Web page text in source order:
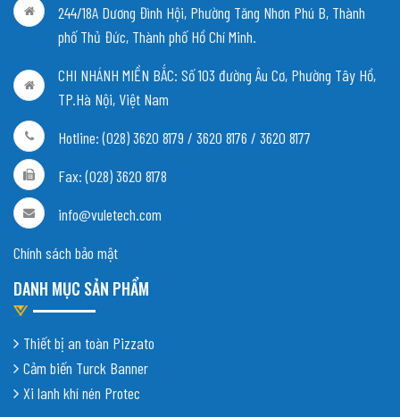
244/18A Dương Đình Hội, Phường Tăng Nhơn Phú B, Thành
phố Thủ Đức, Thành phố Hồ Chí Minh.
CHI NHÁNH MIỀN BẮC: Số 103 đường Âu Cơ, Phường Tây Hồ,
TP.Hà Nội, Việt Nam
Hotline: (028) 3620 8179 / 3620 8176 / 3620 8177
Fax: (028) 3620 8178
info@vuletech.com
Chính sách bảo mật
DANH MỤC SẢN PHẨM
Thiết bị an toàn Pizzato
Cảm biến Turck Banner
Xi lanh khí nén Protec